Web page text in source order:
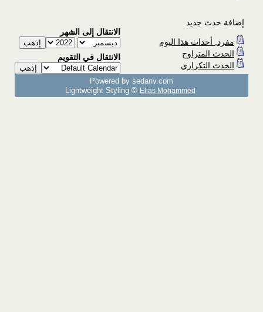
إضافة حدث جديد
مفرد, أحداث هذا اليوم
الحدث المتراوح
الحدث التكراري
الانتقال إلى الشهر
الانتقال في التقويم
Powered by sedany.com
Lightweight Styling © Elias Mohammed